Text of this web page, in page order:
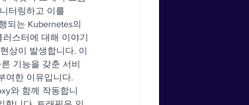
터링하고 이를
되는 Kubernetes의
스터에 대해 이야기
상이 발생합니다. 이
기능을 갖춘 서비
여한 이유입니다.
와 함께 작동합니